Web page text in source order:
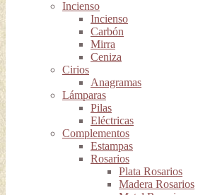
Incienso
Incienso
Carbón
Mirra
Ceniza
Cirios
Anagramas
Lámparas
Pilas
Eléctricas
Complementos
Estampas
Rosarios
Plata Rosarios
Madera Rosarios